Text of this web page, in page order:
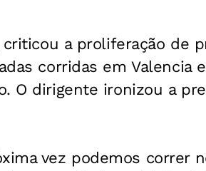
a proliferação de
corridas em Valencia e
O dirigente ironizou a
vez podemos correr